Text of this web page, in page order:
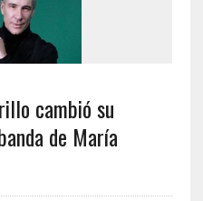
cambió su
de María